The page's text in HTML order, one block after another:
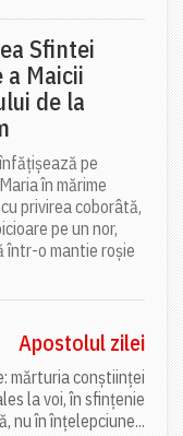
Sfintei
a Maicii
de la
pe
în mărime
privirea coborâtă,
pe un nor,
într-o mantie roșie
Apostolul zilei
mărturia conștiinței
la voi, în sfințenie
nu în înțelepciune...